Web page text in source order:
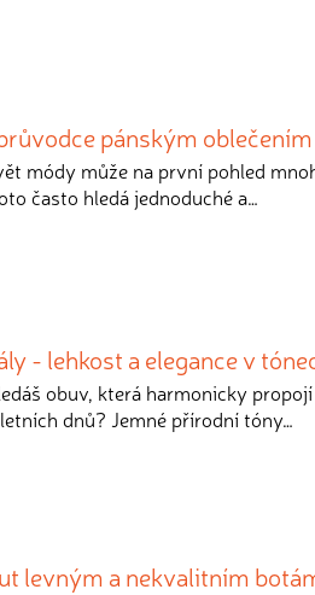
pánským oblečením
módy může na první pohled
často hledá jednoduché a…
- lehkost a elegance v
obuv, která harmonicky
dnů? Jemné přírodní tóny…
levným a nekvalitním